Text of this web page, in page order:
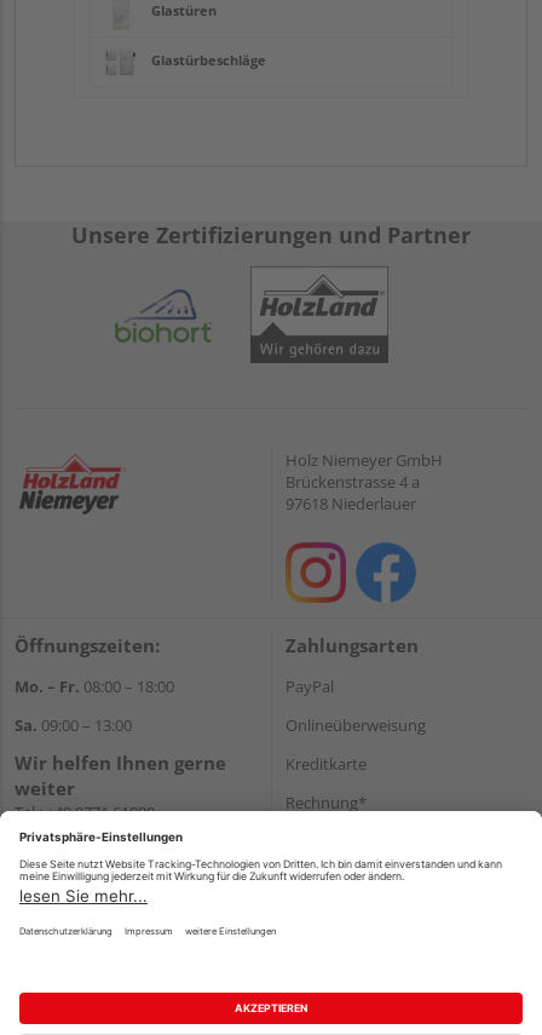
Glastüren
Glastürbeschläge
Unsere Zertifizierungen und Partner
Holz Niemeyer GmbH
Brückenstrasse 4 a
97618 Niederlauer
Öffnungszeiten:
Mo. – Fr. 08:00 – 18:00
Sa. 09:00 – 13:00
Wir helfen Ihnen gerne
weiter
Tel.:+49 9771 61880
E-Mail:info@holzland-
niemeyer.de
Zahlungsarten
PayPal
Onlineüberweisung
Kreditkarte
Rechnung*
Versand
Impressum AGB Widerruf
Datenschutz